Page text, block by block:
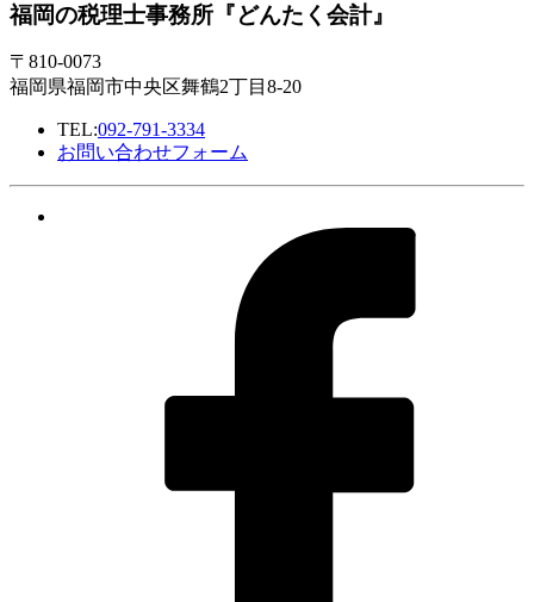
福岡の税理士事務所『どんたく会計』
〒810-0073
福岡県福岡市中央区舞鶴2丁目8-20
TEL:092-791-3334
お問い合わせフォーム